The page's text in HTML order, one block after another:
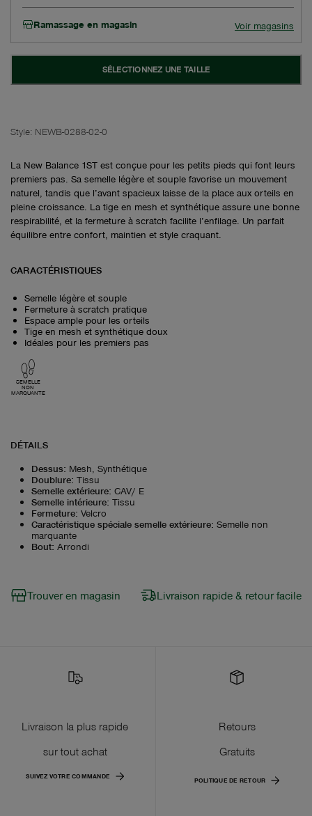
Ramassage en magasin Voir magasins
SÉLECTIONNEZ UNE TAILLE
Style: NEWB-0288-02-0
La New Balance 1ST est conçue pour les petits pieds qui font leurs
premiers pas. Sa semelle légère et souple favorise un mouvement
naturel, tandis que l’avant spacieux laisse de la place aux orteils en
pleine croissance. La tige en mesh et synthétique assure une bonne
respirabilité, et la fermeture à scratch facilite l’enfilage. Un parfait
équilibre entre confort, maintien et style craquant.
CARACTÉRISTIQUES
Semelle légère et souple
Fermeture à scratch pratique
Espace ample pour les orteils
Tige en mesh et synthétique doux
Idéales pour les premiers pas
SEMELLE
NON
MARQUANTE
DÉTAILS
Dessus: Mesh, Synthétique
Doublure: Tissu
Semelle extérieure: CAV/ E
Semelle intérieure: Tissu
Fermeture: Velcro
Caractéristique spéciale semelle extérieure: Semelle non
marquante
Bout: Arrondi
Trouver en magasin Livraison rapide & retour facile
Livraison la plus rapide
sur tout achat
SUIVEZ VOTRE COMMANDE
Retours
Gratuits
POLITIQUE DE RETOUR